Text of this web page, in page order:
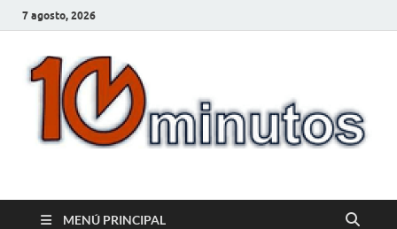
7 agosto, 2026
10minutos.com.uy
MENÚ PRINCIPAL